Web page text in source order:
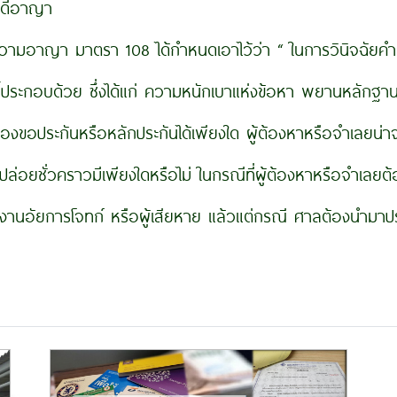
อาญา
มาตรา 108 ได้กำหนดเอาไว้ว่า “ ในการวินิจฉัยคำ
ะกอบด้วย ซึ่งได้แก่ ความหนักเบาแห่งข้อหา พยานหลักฐา
ขอประกันหรือหลักประกันได้เพียงใด ผู้ต้องหาหรือจำเลยน่
อยชั่วคราวมีเพียงใดหรือไม่ ในกรณีที่ผู้ต้องหาหรือจำเลย
ยการโจทก์ หรือผู้เสียหาย แล้วแต่กรณี ศาลต้องนำมาป